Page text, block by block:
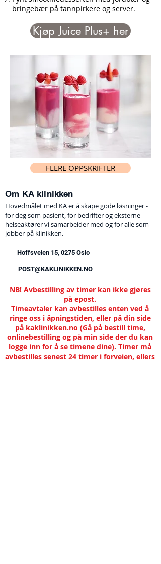
bringebær på tannpirkere og server.
Kjøp Juice Plus+ her
FLERE OPPSKRIFTER
Om KA klinikken
Hovedmålet med KA er å skape gode løsninger -
for deg som pasient, for bedrifter og eksterne
helseaktører vi samarbeider med og for alle som
jobber på klinikken.
Hoffsveien 15, 0275 Oslo
POST@KAKLINIKKEN.NO
NB! Avbestilling av timer kan ikke gjøres
på epost.
Timeavtaler kan avbestilles enten ved å
ringe oss i åpningstiden, eller på din side
på kaklinikken.no (Gå på bestill time,
onlinebestilling og på min side der du kan
logge inn for å se timene dine). Timer må
avbestilles senest 24 timer i forveien, ellers